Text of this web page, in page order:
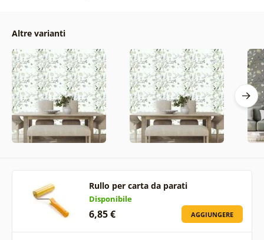
Altre varianti
Rullo per carta da parati
Disponibile
6,85 € AGGIUNGERE